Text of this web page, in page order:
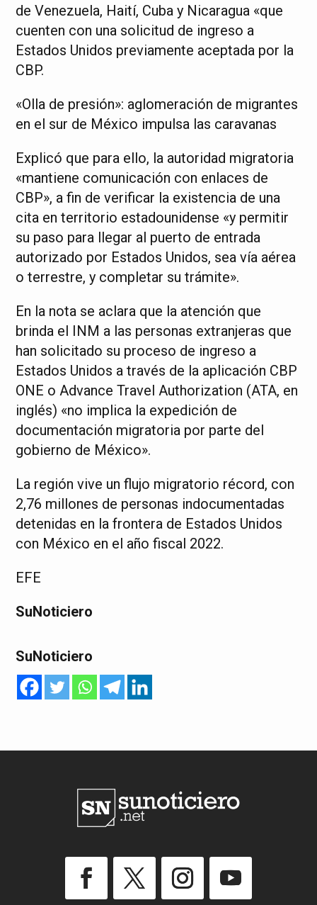
de Venezuela, Haití, Cuba y Nicaragua «que
cuenten con una solicitud de ingreso a
Estados Unidos previamente aceptada por la
CBP.
«Olla de presión»: aglomeración de migrantes
en el sur de México impulsa las caravanas
Explicó que para ello, la autoridad migratoria
«mantiene comunicación con enlaces de
CBP», a fin de verificar la existencia de una
cita en territorio estadounidense «y permitir
su paso para llegar al puerto de entrada
autorizado por Estados Unidos, sea vía aérea
o terrestre, y completar su trámite».
En la nota se aclara que la atención que
brinda el INM a las personas extranjeras que
han solicitado su proceso de ingreso a
Estados Unidos a través de la aplicación CBP
ONE o Advance Travel Authorization (ATA, en
inglés) «no implica la expedición de
documentación migratoria por parte del
gobierno de México».
La región vive un flujo migratorio récord, con
2,76 millones de personas indocumentadas
detenidas en la frontera de Estados Unidos
con México en el año fiscal 2022.
EFE
SuNoticiero
SuNoticiero